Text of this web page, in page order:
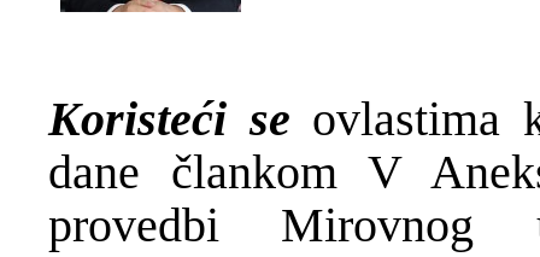
Koristeći se ovlastima
dane člankom V
provedbi Mirovnog